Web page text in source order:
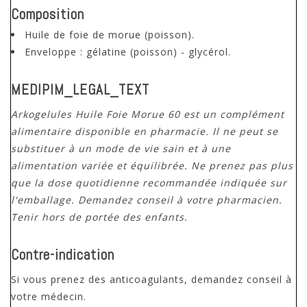
Composition
Huile de foie de morue (poisson).
Enveloppe : gélatine (poisson) - glycérol.
MEDIPIM_LEGAL_TEXT
Arkogelules Huile Foie Morue 60 est un complément
alimentaire disponible en pharmacie. Il ne peut se
substituer à un mode de vie sain et à une
alimentation variée et équilibrée. Ne prenez pas plus
que la dose quotidienne recommandée indiquée sur
l'emballage. Demandez conseil à votre pharmacien.
Tenir hors de portée des enfants.
Contre-indication
Si vous prenez des anticoagulants, demandez conseil à
votre médecin.